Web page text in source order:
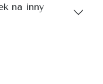
na inny